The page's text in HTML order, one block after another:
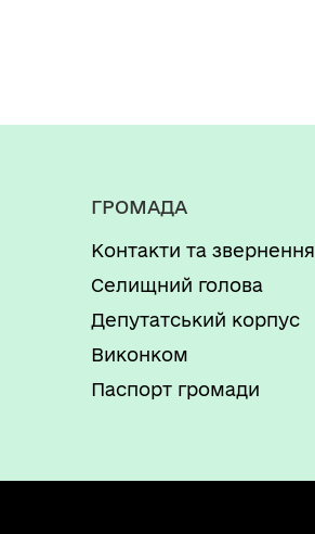
ГРОМАДА
Контакти та звернення
Селищний голова
Депутатський корпус
Виконком
Паспорт громади